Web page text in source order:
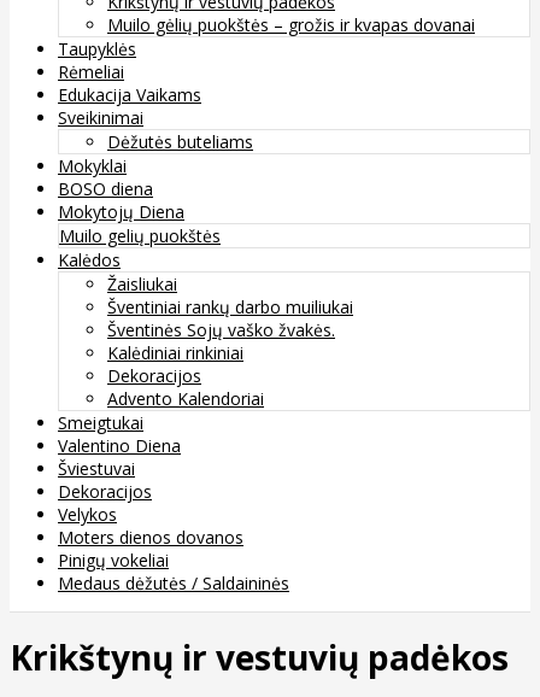
Muilo gėlių puokštės – grožis ir kvapas dovanai
Taupyklės
Rėmeliai
Edukacija Vaikams
Sveikinimai
Dėžutės buteliams
Mokyklai
BOSO diena
Mokytojų Diena
Muilo gelių puokštės
Kalėdos
Žaisliukai
Šventiniai rankų darbo muiliukai
Šventinės Sojų vaško žvakės.
Kalėdiniai rinkiniai
Dekoracijos
Advento Kalendoriai
Smeigtukai
Valentino Diena
Šviestuvai
Dekoracijos
Velykos
Moters dienos dovanos
Pinigų vokeliai
Medaus dėžutės / Saldaininės
Krikštynų ir vestuvių padėkos